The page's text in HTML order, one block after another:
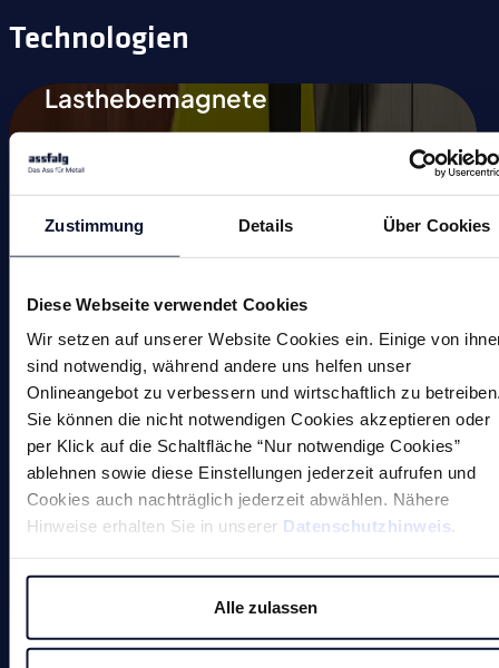
Zustimmung Details Über Cookies
Diese Webseite verwendet Cookies
Wir setzen auf unserer Website Cookies ein. Einige von
sind notwendig, während andere uns helfen unser
Onlineangebot zu verbessern und wirtschaftlich zu
Sie können die nicht notwendigen Cookies akzeptieren oder
per Klick auf die Schaltfläche “Nur notwendige Cookies”
ablehnen sowie diese Einstellungen jederzeit aufrufen und
Cookies auch nachträglich jederzeit abwählen. Nähere
Hinweise erhalten Sie in unserer Datenschutzhinweis.
Alle zulassen
Technologien
Lasthebemagnete
Magnetspannplatten
Automation
Magnetische Schweißhilfen
Entmagnetisieren
Magnetische Werkzeuge
Kleinmagnete
Sonderlösungen